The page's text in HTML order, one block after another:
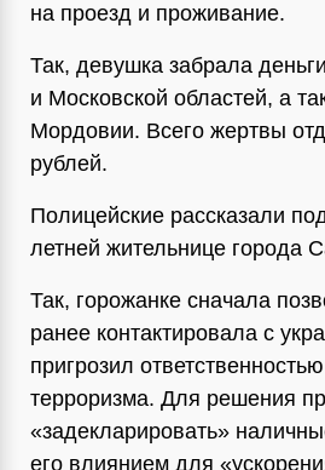
на проезд и проживание.
Так, девушка забрала
и Московской областей, а
Мордовии. Всего жертвы
рублей.
Полицейские рассказали
летней жительнице города
Так, горожанке сначала
ранее контактировала с
пригрозил
терроризма. Для решения
«задекларировать»
его влиянием для